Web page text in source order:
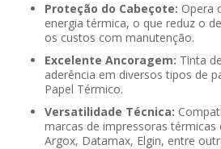
Proteção do Cabeçote: Opera
energia térmica, o que reduz o
os custos com manutenção.
Excelente Ancoragem: Tinta
aderência em diversos tipos de
Papel Térmico.
Versatilidade Técnica:
marcas de impressoras térmicas
Argox, Datamax, Elgin, entre